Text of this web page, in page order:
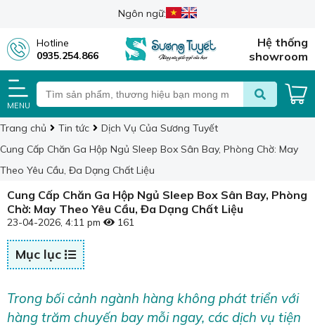
Ngôn ngữ:
Hotline
0935.254.866
Hệ thống
showroom
MENU
Trang chủ Tin tức
Dịch Vụ Của Sương Tuyết
Cung Cấp Chăn Ga Hộp Ngủ Sleep Box Sân Bay, Phòng Chờ: May
Theo Yêu Cầu, Đa Dạng Chất Liệu
Cung Cấp Chăn Ga Hộp Ngủ Sleep Box Sân Bay, Phòng
Chờ: May Theo Yêu Cầu, Đa Dạng Chất Liệu
23-04-2026, 4:11 pm 161
Mục lục
Trong bối cảnh ngành hàng không phát triển với
hàng trăm chuyến bay mỗi ngay, các dịch vụ tiện